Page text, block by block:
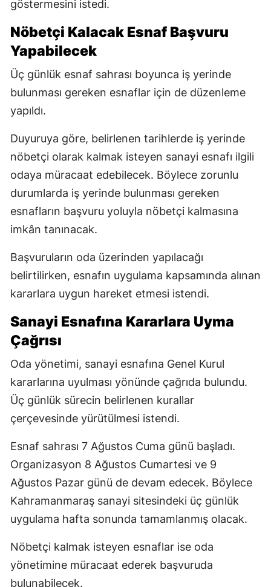
göstermesini istedi.
Nöbetçi Kalacak Esnaf Başvuru
Yapabilecek
Üç günlük esnaf sahrası boyunca iş yerinde
bulunması gereken esnaflar için de düzenleme
yapıldı.
Duyuruya göre, belirlenen tarihlerde iş yerinde
nöbetçi olarak kalmak isteyen sanayi esnafı ilgili
odaya müracaat edebilecek. Böylece zorunlu
durumlarda iş yerinde bulunması gereken
esnafların başvuru yoluyla nöbetçi kalmasına
imkân tanınacak.
Başvuruların oda üzerinden yapılacağı
belirtilirken, esnafın uygulama kapsamında alınan
kararlara uygun hareket etmesi istendi.
Sanayi Esnafına Kararlara Uyma
Çağrısı
Oda yönetimi, sanayi esnafına Genel Kurul
kararlarına uyulması yönünde çağrıda bulundu.
Üç günlük sürecin belirlenen kurallar
çerçevesinde yürütülmesi istendi.
Esnaf sahrası 7 Ağustos Cuma günü başladı.
Organizasyon 8 Ağustos Cumartesi ve 9
Ağustos Pazar günü de devam edecek. Böylece
Kahramanmaraş sanayi sitesindeki üç günlük
uygulama hafta sonunda tamamlanmış olacak.
Nöbetçi kalmak isteyen esnaflar ise oda
yönetimine müracaat ederek başvuruda
bulunabilecek.